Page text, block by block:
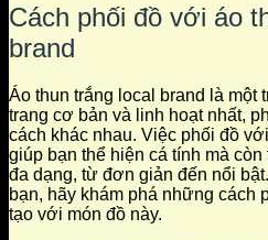
Cách phối đồ với áo
brand
Áo thun trắng local brand là một
trang cơ bản và linh hoạt nhất,
cách khác nhau. Việc phối đồ
giúp bạn thể hiện cá tính mà
đa dạng, từ đơn giản đến nổi
bạn, hãy khám phá những cách
tạo với món đồ này.